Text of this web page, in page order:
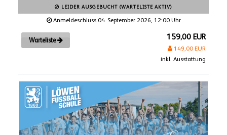
LEIDER AUSGEBUCHT (WARTELISTE AKTIV)
Anmeldeschluss 04. September 2026, 12:00 Uhr
Warteliste 159,00 EUR
149,00 EUR
inkl. Ausstattung